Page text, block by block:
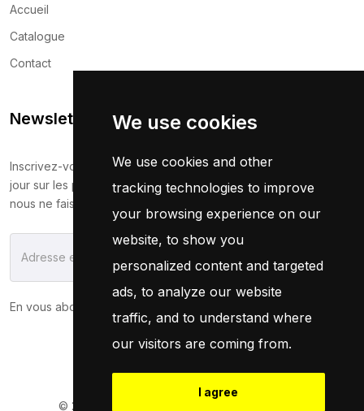
We use cookies
We use cookies and other
tracking technologies to improve
your browsing experience on our
website, to show you
personalized content and targeted
ads, to analyze our website
traffic, and to understand where
our visitors are coming from.
I agree
Accueil
Catalogue
Contact
Newsletter
Inscrivez-vous maintenant pour recevoir les dernières mises à
jour sur les promotions et les coupons. Ne vous inquiétez pas,
nous ne faisons pas de spam !
S'Abonner
En vous abonnant, vous acceptez notre
© 2026